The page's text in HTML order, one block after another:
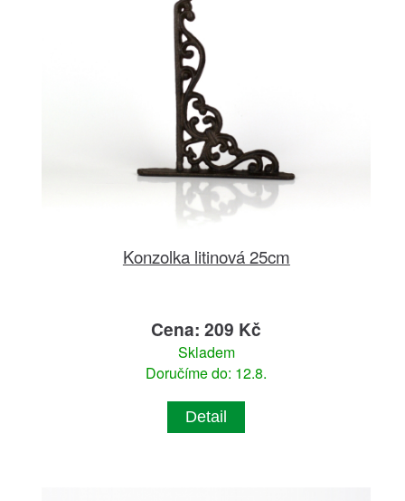
Konzolka litinová 25cm
Cena: 209 Kč
Skladem
Doručíme do: 12.8.
Detail